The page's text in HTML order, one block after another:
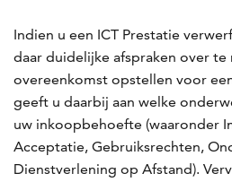
Indien u een ICT Prestatie
daar duidelijke afspraken over te
overeenkomst opstellen voor
geeft u daarbij aan welke
uw inkoopbehoefte (waaronder
Acceptatie, Gebruiksrechten,
Dienstverlening op Afstand).